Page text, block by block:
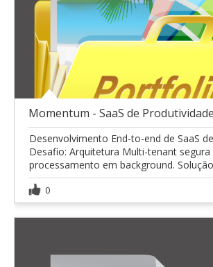
Desenvolvimento End-to-end de SaaS
Desafio: Arquitetura Multi-tenant segura
processamento em background.
0